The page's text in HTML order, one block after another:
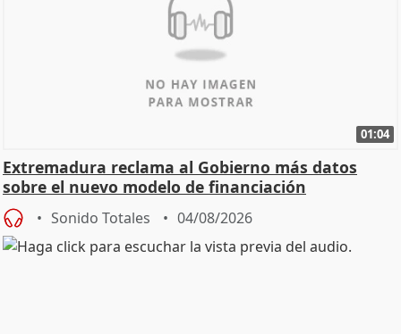
01:04
Extremadura reclama al Gobierno más datos
sobre el nuevo modelo de financiación
Sonido Totales 04/08/2026